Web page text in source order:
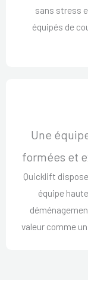
sans stress
équipés de
Une
formées et
Quicklift
équipe
valeur comme